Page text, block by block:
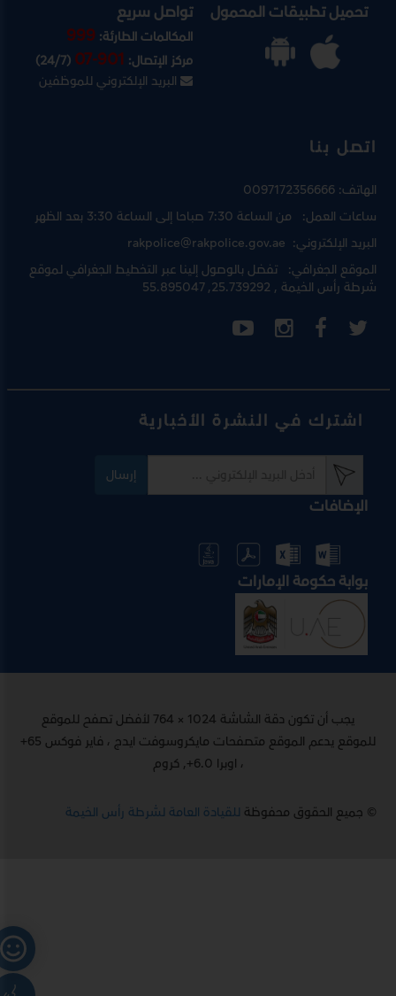
تحميل تطبيقات المحمول تواصل سريع
المكالمات الطارئة:999
مركز الإتصال:07-901
(24/7)
البريد الإلكتروني للموظفين
اتصل بنا
الهاتف:0097172356666
ساعات العمل: من الساعة 7:30 صباحا إلى الساعة 3:30 بعد الظهر
البريد الإلكتروني:rakpolice@rakpolice.gov.ae
الموقع الجغرافي: تفضل بالوصول إلينا عبرالتخطيط الجغرافي لموقع
شرطة رأس الخيمة, 25.739292, 55.895047
اشترك في النشرة الأخبارية
إرسال
الإضافات
بوابة حكومة الإمارات
يجب أن تكون دقة الشاشة 1024 × 764 لأفضل تصفح للموقع
للموقع يدعم الموقع متصفحات مايكروسوفت ايدج ، فاير فوكس 65+
، اوبرا 6.0+, كروم
© جميع الحقوق محفوظةللقيادة العامة لشرطة رأس الخيمة